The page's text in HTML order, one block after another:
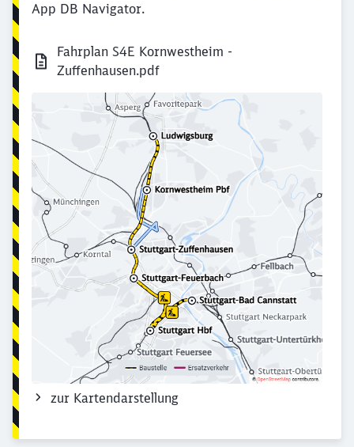
App DB Navigator.
Fahrplan S4E Kornwestheim -
Zuffenhausen.pdf
zur Kartendarstellung